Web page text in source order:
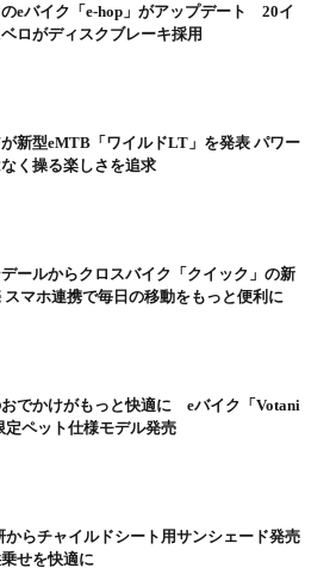
eバイク「e-hop」がアップデート 20イ
ロがディスクブレーキ採用
新型eMTB「ワイルドLT」を発表 パワー
く操る楽しさを追求
ールからクロスバイク「クイック」の新
スマホ連携で毎日の移動をもっと便利に
でかけがもっと快適に eバイク「Votani
定ペット仕様モデル発売
からチャイルドシート用サンシェード発売
せを快適に